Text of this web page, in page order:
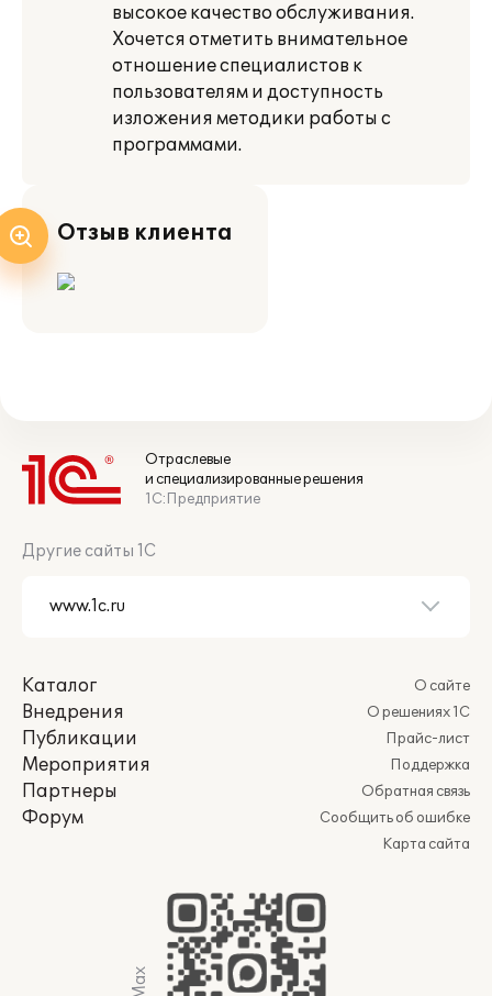
высокое качество обслуживания.
Хочется отметить внимательное
отношение специалистов к
пользователям и доступность
изложения методики работы с
программами.
Отзыв клиента
Отраслевые
и специализированные решения
1С:Предприятие
Другие сайты 1С
Каталог
Внедрения
Публикации
Мероприятия
Партнеры
Форум
О сайте
О решениях 1С
Прайс-лист
Поддержка
Обратная связь
Сообщить об ошибке
Карта сайта